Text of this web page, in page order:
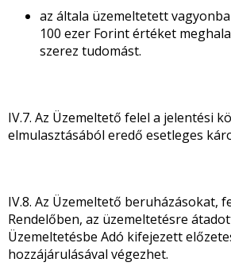
az általa üzemeltetett
100 ezer Forint értéket
szerez tudomást.
IV.7. Az Üzemeltető felel a jelentési
elmulasztásából eredő esetleges
IV.8. Az Üzemeltető beruházásokat,
Rendelőben, az üzemeltetésre
Üzemeltetésbe Adó kifejezett
hozzájárulásával végezhet.